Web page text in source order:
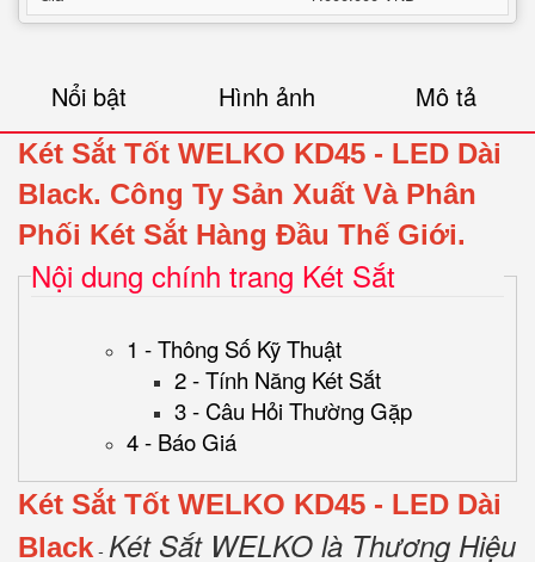
Nổi bật Hình ảnh Mô tả
Két Sắt Tốt WELKO KD45 - LED Dài
Black. Công Ty Sản Xuất Và Phân
Phối Két Sắt Hàng Đầu Thế Giới.
Nội dung chính trang Két Sắt
1 - Thông Số Kỹ Thuật
2 - Tính Năng Két Sắt
3 - Câu Hỏi Thường Gặp
4 - Báo Giá
Két Sắt Tốt WELKO KD45 - LED Dài
Black - Két Sắt WELKO là Thương Hiệu